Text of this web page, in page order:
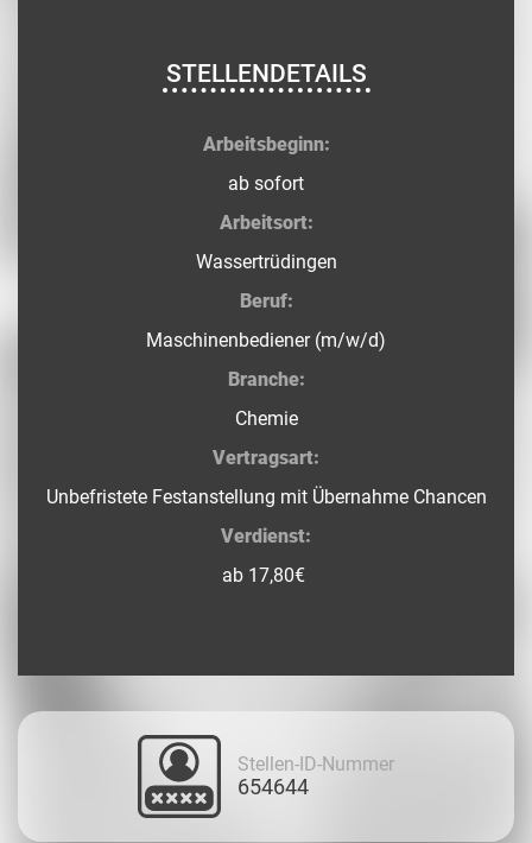
STELLENDETAILS
Arbeitsbeginn:
ab sofort
Arbeitsort:
Wassertrüdingen
Beruf:
Maschinenbediener (m/w/d)
Branche:
Chemie
Vertragsart:
Unbefristete Festanstellung mit Übernahme Chancen
Verdienst:
ab 17,80€
Stellen-ID-Nummer
654644